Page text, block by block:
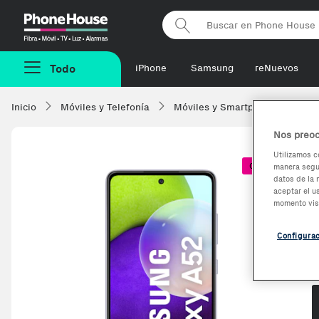
Phonehouse
Todo iPhone Samsung reNuevos
Inicio Móviles y Telefonía Móviles y Smartphones
Coste + 1€
Nos
Utilizamos
manera
datos de la
aceptar el
momento